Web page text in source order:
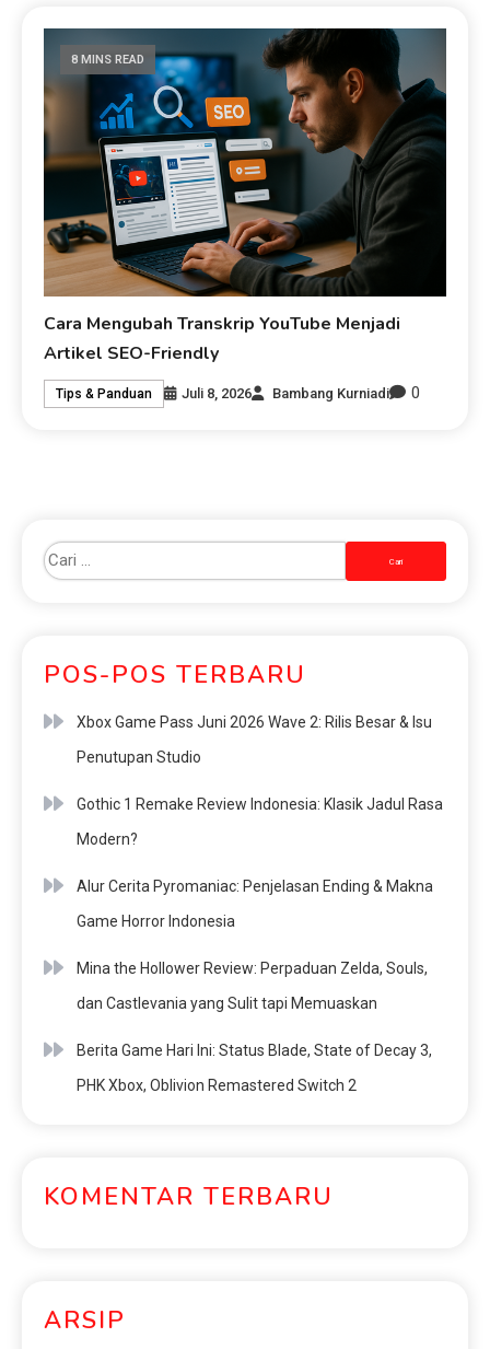
8 MINS READ
Cara Mengubah Transkrip YouTube Menjadi
Artikel SEO-Friendly
Tips & Panduan Juli 8, 2026 Bambang Kurniadi 0
POS-POS TERBARU
Xbox Game Pass Juni 2026 Wave 2: Rilis Besar & Isu
Penutupan Studio
Gothic 1 Remake Review Indonesia: Klasik Jadul Rasa
Modern?
Alur Cerita Pyromaniac: Penjelasan Ending & Makna
Game Horror Indonesia
Mina the Hollower Review: Perpaduan Zelda, Souls,
dan Castlevania yang Sulit tapi Memuaskan
Berita Game Hari Ini: Status Blade, State of Decay 3,
PHK Xbox, Oblivion Remastered Switch 2
KOMENTAR TERBARU
ARSIP